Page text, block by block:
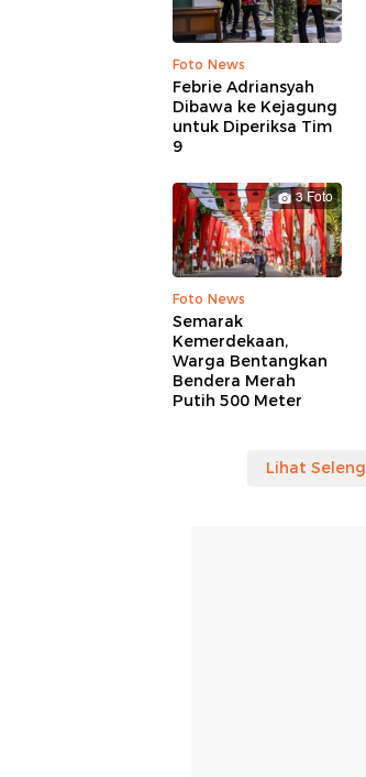
Foto News
Febrie Adriansyah
Dibawa ke Kejagung
untuk Diperiksa Tim
9
3 Foto
Foto News
Semarak
Kemerdekaan,
Warga Bentangkan
Bendera Merah
Putih 500 Meter
Lihat